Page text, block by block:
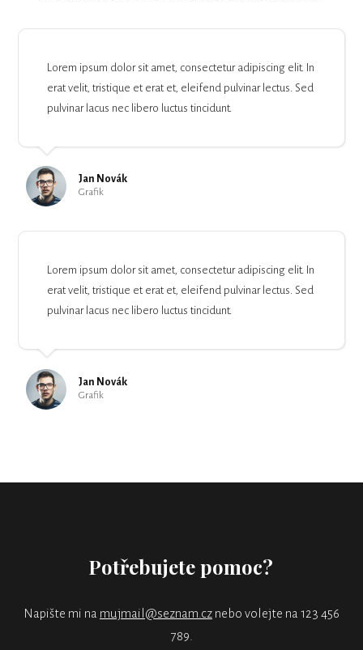
Lorem ipsum dolor sit amet, consectetur adipiscing elit. In
erat velit, tristique et erat et, eleifend pulvinar lectus. Sed
pulvinar lacus nec libero luctus tincidunt.
Jan Novák
Grafik
Lorem ipsum dolor sit amet, consectetur adipiscing elit. In
erat velit, tristique et erat et, eleifend pulvinar lectus. Sed
pulvinar lacus nec libero luctus tincidunt.
Jan Novák
Grafik
Potřebujete pomoc?
Napište mi na mujmail@seznam.cz nebo volejte na 123 456
789.